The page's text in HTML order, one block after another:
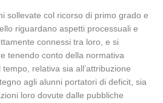
sollevate col ricorso di primo grado e
riguardano aspetti processuali e
connessi tra loro, e si
tenendo conto della normativa
relativa sia all’attribuzione
agli alunni portatori di deficit, sia
loro dovute dalle pubbliche